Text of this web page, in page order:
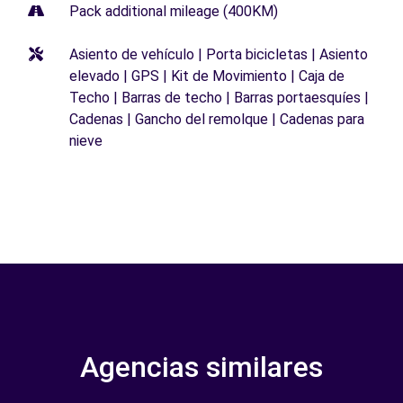
Pack additional mileage (400KM)
Asiento de vehículo | Porta bicicletas | Asiento
elevado | GPS | Kit de Movimiento | Caja de
Techo | Barras de techo | Barras portaesquíes |
Cadenas | Gancho del remolque | Cadenas para
nieve
Agencias similares